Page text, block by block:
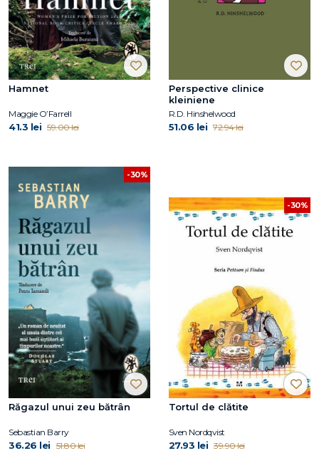
Hamnet
Maggie O’Farrell
41.3 lei 59.00 lei
Perspective clinice
kleiniene
R.D. Hinshelwood
51.06 lei 72.94 lei
-30%
Răgazul unui zeu bătrân
Sebastian Barry
36.26 lei 51.80 lei
-30%
Tortul de clătite
Sven Nordqvist
27.93 lei 39.90 lei